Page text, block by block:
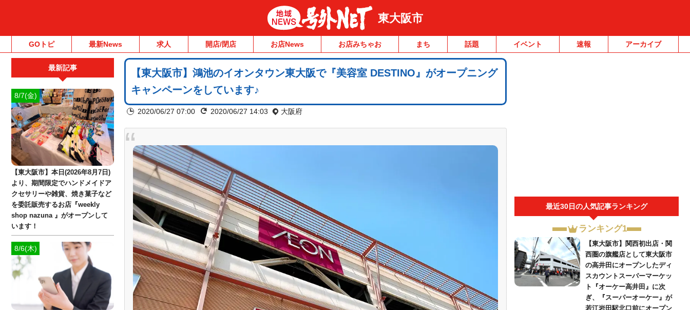
東大阪市
GOトピ 最新News 求人 開店/閉店 お店News お店みちゃお まち 話題 イベント 速報 アーカイブ
【東大阪市】鴻池のイオンタウン東大阪で『美容室 DESTINO』がオープニング
キャンペーンをしています♪
2020/06/27 07:00 2020/06/27 14:03 大阪府
最近30日の人気記事ランキング
ランキング1
【東大阪市】関西初出店・関
西圏の旗艦店として東大阪市
の高井田にオープンしたディ
スカウントスーパーマーケッ
ト『オーケー高井田』に次
ぎ、『スーパーオーケー』が
若江岩田駅北口前にオープン
最新記事
8/7(金)
【東大阪市】本日(2026年8月7日)
より、期間限定でハンドメイドア
クセサリーや雑貨、焼き菓子など
を委託販売するお店『weekly
shop nazuna 』がオープンして
います！
8/6(木)